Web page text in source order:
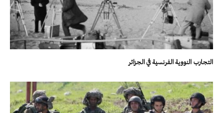
التجارب النووية الفرنسية في الجزائر